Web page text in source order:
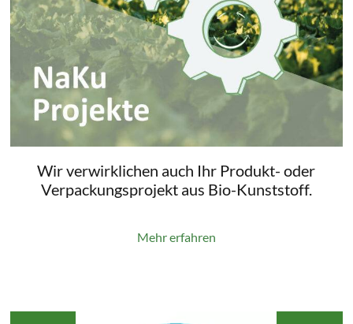
Wir verwirklichen auch Ihr Produkt- oder
Verpackungsprojekt aus Bio-Kunststoff.
Mehr erfahren